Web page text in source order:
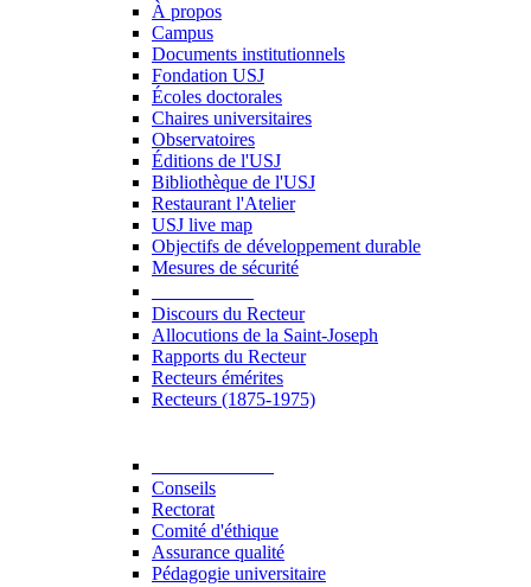
À propos
Campus
Documents institutionnels
Fondation USJ
Écoles doctorales
Chaires universitaires
Observatoires
Éditions de l'USJ
Bibliothèque de l'USJ
Restaurant l'Atelier
USJ live map
Objectifs de développement durable
Mesures de sécurité
Discours du Recteur
Allocutions de la Saint-Joseph
Rapports du Recteur
Recteurs émérites
Recteurs (1875-1975)
Conseils
Rectorat
Comité d'éthique
Assurance qualité
Pédagogie universitaire